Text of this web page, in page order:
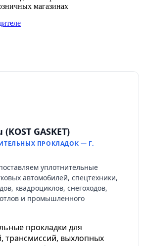
магазинах
GASKET)
ПРОКЛАДОК — Г.
уплотнительные
автомобилей, спецтехники,
квадроциклов, снегоходов,
и промышленного
прокладки для
трансмиссий, выхлопных